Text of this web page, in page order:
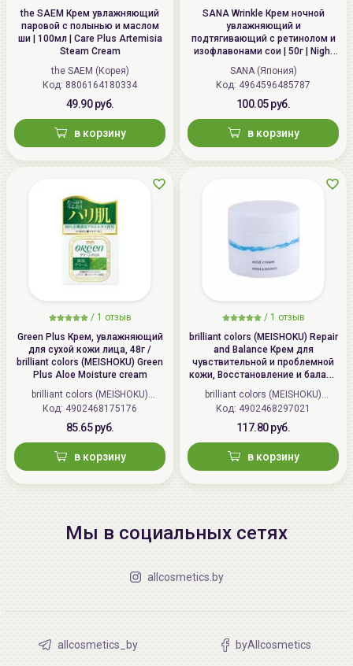
the SAEM Крем увлажняющий
паровой с полынью и маслом
ши | 100мл | Care Plus Artemisia
Steam Cream
the SAEM (Корея)
Код: 8806164180334
49.90 руб.
в корзину
SANA Wrinkle Крем ночной
увлажняющий и
подтягивающий с ретинолом и
изофлавонами сои | 50г | Night
Wrinkle Cream
SANA (Япония)
Код: 4964596485787
100.05 руб.
в корзину
/ 1 отзыв
Green Plus Крем, увлажняющий
для сухой кожи лица, 48г /
brilliant colors (MEISHOKU) Green
Plus Aloe Moisture cream
brilliant colors (MEISHOKU)
(Япония)
Код: 4902468175176
85.65 руб.
в корзину
/ 1 отзыв
brilliant colors (MEISHOKU) Repair
and Balance Крем для
чувствительной и проблемной
кожи, Восстановление и баланс
| 45г | Repair and Balance Mild
Cream
brilliant colors (MEISHOKU)
(Япония)
Код: 4902468297021
117.80 руб.
в корзину
Мы в социальных сетях
allcosmetics.by
allcosmetics_by byAllcosmetics